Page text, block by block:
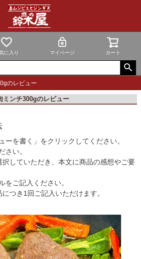
に入り マイページ カート
のレビュー
ミンチ300gのレビュー
ーを書く」をクリックしてください。
さい。
していただき、本文に商品の感想やご要
をご記入ください。
つき1回ご記入いただけます。